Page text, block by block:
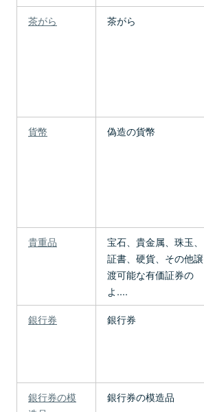
茶がら
茶がら
貨幣
偽造の貨幣
貴重品
宝石、貴金属、珠玉、
証書、硬貨、その他譲
渡可能な有価証券の
よ....
銀行券 銀行券
銀行券の模
銀行券の模造品